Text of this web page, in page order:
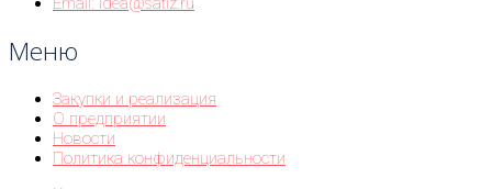
Меню
Закупки и реализация
О предприятии
Новости
Политика конфиденциальности